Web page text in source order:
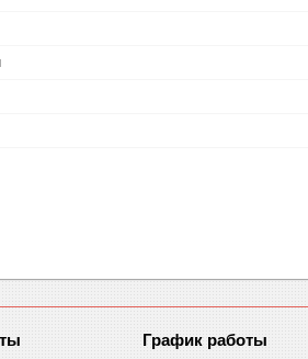
График работы